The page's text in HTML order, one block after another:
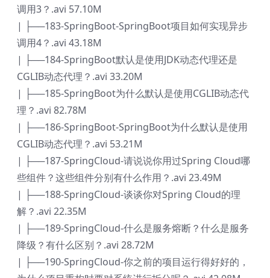
调用3？.avi 57.10M
| ├──183-SpringBoot-SpringBoot项目如何实现异步
调用4？.avi 43.18M
| ├──184-SpringBoot默认是使用JDK动态代理还是
CGLIB动态代理？.avi 33.20M
| ├──185-SpringBoot为什么默认是使用CGLIB动态代
理？.avi 82.78M
| ├──186-SpringBoot-SpringBoot为什么默认是使用
CGLIB动态代理？.avi 53.21M
| ├──187-SpringCloud-请说说你用过Spring Cloud哪
些组件？这些组件分别有什么作用？.avi 23.49M
| ├──188-SpringCloud-谈谈你对Spring Cloud的理
解？.avi 22.35M
| ├──189-SpringCloud-什么是服务熔断？什么是服务
降级？有什么区别？.avi 28.72M
| ├──190-SpringCloud-你之前的项目运行得好好的，